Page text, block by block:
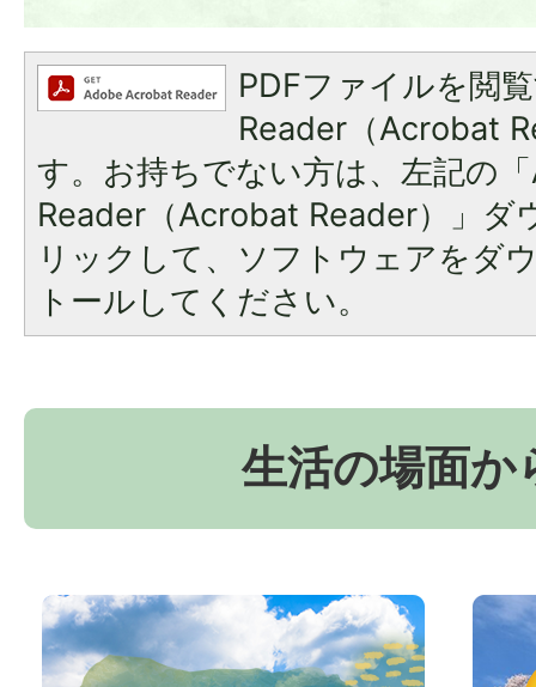
PDFファイルを閲
Reader（Acrobat
す。お持ちでない方は、左記の
Reader（Acrobat Reader）」ダ
リックして、ソフトウェアをダ
トールしてください。
生活の場面か
お
か
京